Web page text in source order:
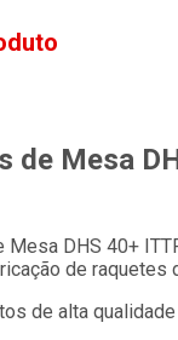
de Mesa
DHS 40+
de
de alta